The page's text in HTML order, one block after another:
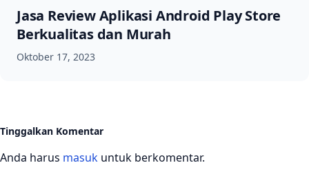
Jasa Review Aplikasi Android Play Store
Berkualitas dan Murah
Oktober 17, 2023
Tinggalkan Komentar
Anda harus masuk untuk berkomentar.